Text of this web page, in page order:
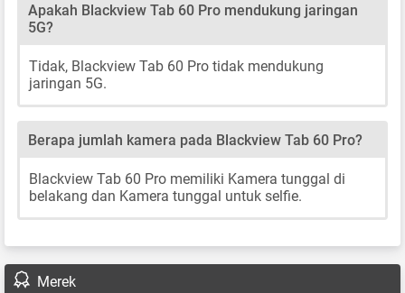
Apakah Blackview Tab 60 Pro mendukung jaringan
5G?
Tidak, Blackview Tab 60 Pro tidak mendukung
jaringan 5G.
Berapa jumlah kamera pada Blackview Tab 60 Pro?
Blackview Tab 60 Pro memiliki Kamera tunggal di
belakang dan Kamera tunggal untuk selfie.
Merek